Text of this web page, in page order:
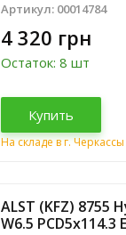
Артикул: 00014784
4 320 грн
Остаток: 8 шт
Купить
На складе в г. Черкассы
ALST (KFZ) 8755
W6.5 PCD5x114.3